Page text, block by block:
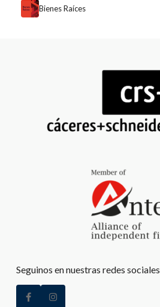
Bienes Raíces
Seguinos en nuestras redes sociales